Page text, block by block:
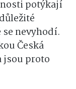
potýkají
nevyhodí.
Česká
jsou proto